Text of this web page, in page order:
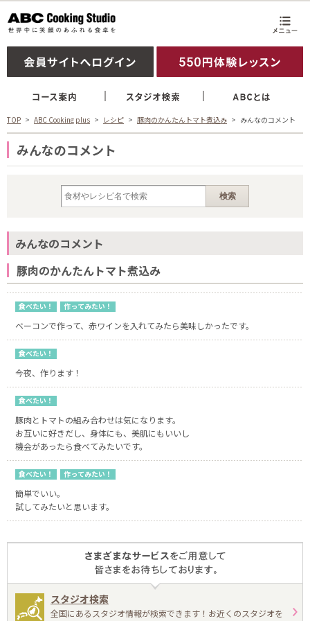
TOP ABC Cooking plus レシピ 豚肉のかんたんトマト煮込み みんなのコメント
みんなのコメント
みんなのコメント
豚肉のかんたんトマト煮込み
食べたい！ 作ってみたい！
ベーコンで作って、赤ワインを入れてみたら美味しかったです。
食べたい！
今夜、作ります！
食べたい！
豚肉とトマトの組み合わせは気になります。
お互いに好きだし、身体にも、美肌にもいいし
機会があったら食べてみたいです。
食べたい！ 作ってみたい！
簡単でいい。
試してみたいと思います。
スタジオ検索
全国にあるスタジオ情報が検索できます！お近くのスタジオを